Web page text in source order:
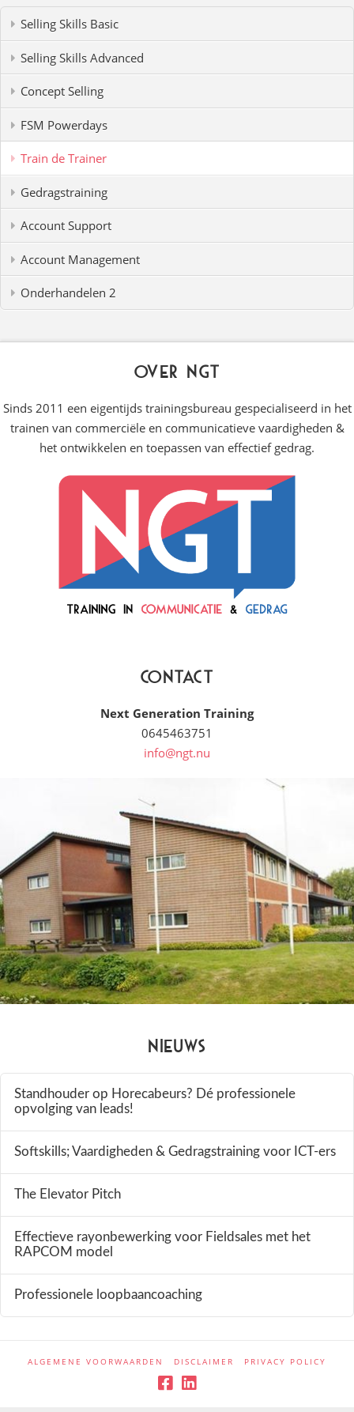
Selling Skills Basic
Selling Skills Advanced
Concept Selling
FSM Powerdays
Train de Trainer
Gedragstraining
Account Support
Account Management
Onderhandelen 2
Over NGT
Sinds 2011 een eigentijds trainingsbureau gespecialiseerd in het
trainen van commerciële en communicatieve vaardigheden &
het ontwikkelen en toepassen van effectief gedrag.
Contact
Next Generation Training
0645463751
info@ngt.nu
Nieuws
Standhouder op Horecabeurs? Dé professionele
opvolging van leads!
Softskills; Vaardigheden & Gedragstraining voor ICT-ers
The Elevator Pitch
Effectieve rayonbewerking voor Fieldsales met het
RAPCOM model
Professionele loopbaancoaching
ALGEMENE VOORWAARDEN DISCLAIMER PRIVACY POLICY